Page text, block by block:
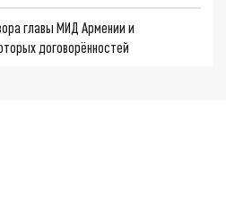
главы МИД Армении и
договорённостей